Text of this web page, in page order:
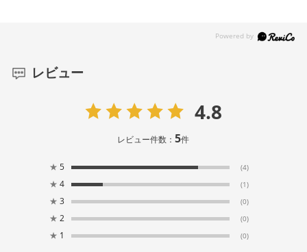
レビュー
4.8
レビュー件数：5件
★ 5 (4)
★ 4 (1)
★ 3 (0)
★ 2 (0)
★ 1 (0)